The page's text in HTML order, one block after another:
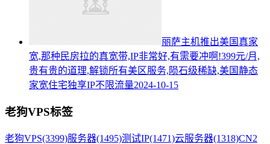
丽萨主机推出美国真家
宽,那种民房拉的真宽带,IP非常好,有需要冲啊!399元/月,
贵有贵的道理,解锁所有美区服务,陨石级稀缺,美国静态
家宽住宅独享IP不限流量2024-10-15
老狗VPS标签
老狗VPS(3399)服务器(1495)测试IP(1471)云服务器(1318)CN2